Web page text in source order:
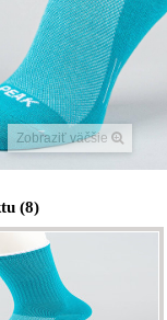
Zobraziť väčšie
(8)